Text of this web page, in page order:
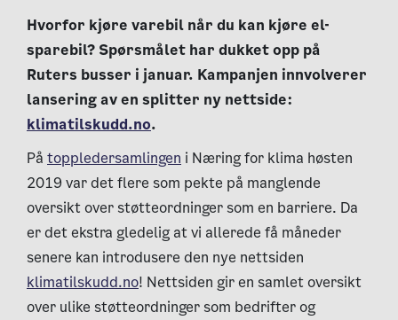
Hvorfor kjøre varebil når du kan kjøre el-
sparebil? Spørsmålet har dukket opp på
Ruters busser i januar. Kampanjen innvolverer
lansering av en splitter ny nettside:
klimatilskudd.no.
På toppledersamlingen i Næring for klima høsten
2019 var det flere som pekte på manglende
oversikt over støtteordninger som en barriere. Da
er det ekstra gledelig at vi allerede få måneder
senere kan introdusere den nye nettsiden
klimatilskudd.no! Nettsiden gir en samlet oversikt
over ulike støtteordninger som bedrifter og